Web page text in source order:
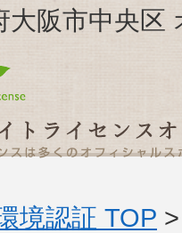
大阪市中央
境認証 TOP